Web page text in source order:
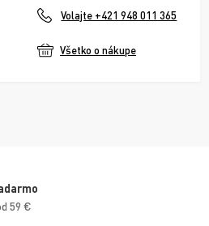
Volajte +421 948 011 365
Všetko o nákupe
59 €